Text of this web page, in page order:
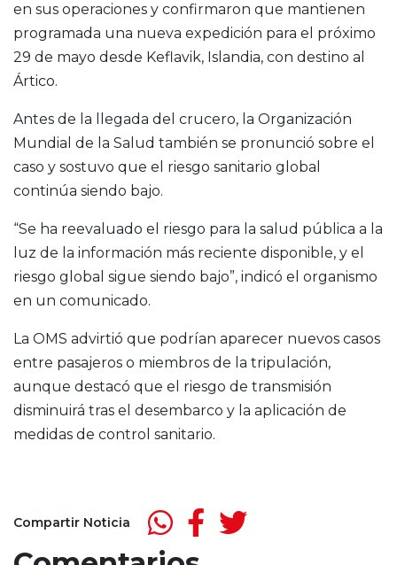
en sus operaciones y confirmaron que mantienen
programada una nueva expedición para el próximo
29 de mayo desde Keflavik, Islandia, con destino al
Ártico.
Antes de la llegada del crucero, la Organización
Mundial de la Salud también se pronunció sobre el
caso y sostuvo que el riesgo sanitario global
continúa siendo bajo.
“Se ha reevaluado el riesgo para la salud pública a la
luz de la información más reciente disponible, y el
riesgo global sigue siendo bajo”, indicó el organismo
en un comunicado.
La OMS advirtió que podrían aparecer nuevos casos
entre pasajeros o miembros de la tripulación,
aunque destacó que el riesgo de transmisión
disminuirá tras el desembarco y la aplicación de
medidas de control sanitario.
Compartir Noticia